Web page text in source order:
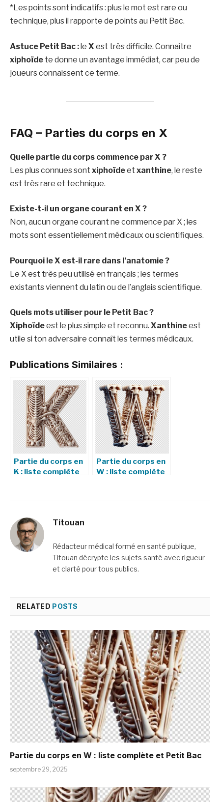
*Les points sont indicatifs : plus le mot est rare ou
technique, plus il rapporte de points au Petit Bac.
Astuce Petit Bac :le X est très difficile. Connaître
xiphoïde te donne un avantage immédiat, car peu de
joueurs connaissent ce terme.
FAQ – Parties du corps en X
Quelle partie du corps commence par X ?
Les plus connues sont xiphoïdeet xanthine, le reste
est très rare et technique.
Existe-t-il un organe courant en X ?
Non, aucun organe courant ne commence par X ; les
mots sont essentiellement médicaux ou scientifiques.
Pourquoi le X est-il rare dans l’anatomie ?
Le X est très peu utilisé en français ; les termes
existants viennent du latin ou de l’anglais scientifique.
Quels mots utiliser pour le Petit Bac ?
Xiphoïdeest le plus simple et reconnu. Xanthineest
utile si ton adversaire connaît les termes médicaux.
Publications Similaires :
Partie du corps en
K : liste complète
Partie du corps en
W : liste complète
Titouan
Rédacteur médical formé en santé publique,
Titouan décrypte les sujets santé avec rigueur
et clarté pour tous publics.
RELATED POSTS
Partie du corps en W : liste complète et Petit Bac
septembre 29, 2025